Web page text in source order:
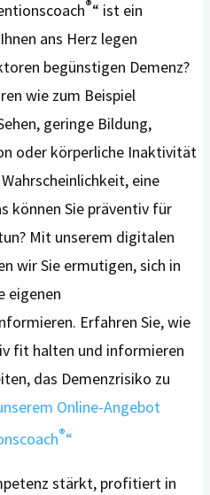
®“ ist ein
ans Herz legen
begünstigen Demenz?
wie zum Beispiel
geringe Bildung,
oder körperliche Inaktivität
eine
können Sie präventiv für
Mit unserem digitalen
wir Sie ermutigen, sich in
eigenen
Erfahren Sie, wie
fit halten und informieren
das Demenzrisiko zu
Online-Angebot
®“
stärkt, profitiert in